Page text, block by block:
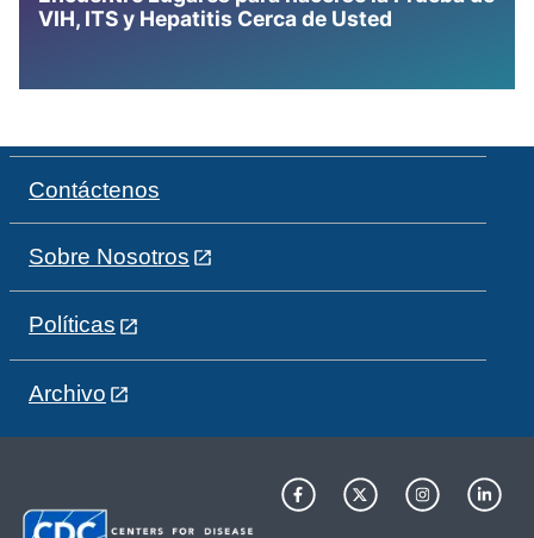
VIH, ITS y Hepatitis Cerca de Usted
Contáctenos
Sobre Nosotros
Políticas
Archivo